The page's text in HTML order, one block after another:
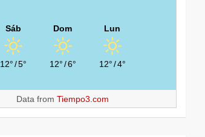
Sáb
12°/5°
Dom
12°/6°
Lun
12°/4°
Data fromTiempo3.com